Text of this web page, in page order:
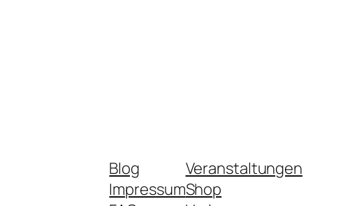
Blog
Impressum
Veranstaltungen
Shop